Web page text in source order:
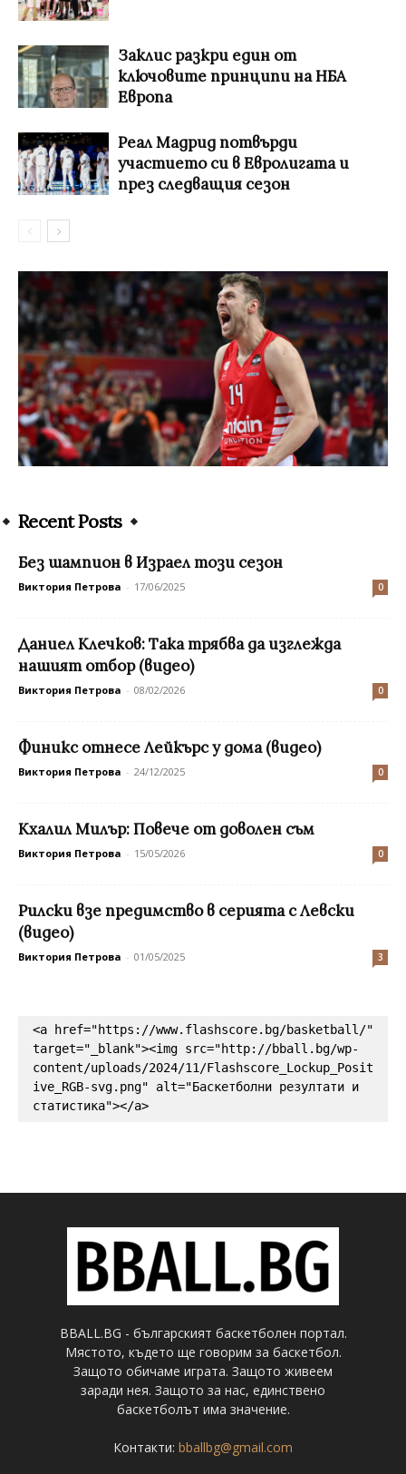
Заклис разкри един от
ключовите принципи на НБА
Европа
Реал Мадрид потвърди
участието си в Евролигата и
през следващия сезон
Recent Posts
Без шампион в Израел този сезон
Виктория Петрова - 17/06/2025 0
Даниел Клечков: Така трябва да изглежда
нашият отбор (видео)
Виктория Петрова - 08/02/2026 0
Финикс отнесе Лейкърс у дома (видео)
Виктория Петрова - 24/12/2025 0
Кхалил Милър: Повече от доволен съм
Виктория Петрова - 15/05/2026 0
Рилски взе предимство в серията с Левски
(видео)
Виктория Петрова - 01/05/2025 3
<a href="https://www.flashscore.bg/basketball/"
target="_blank"><img src="http://bball.bg/wp-
content/uploads/2024/11/Flashscore_Lockup_Posit
ive_RGB-svg.png" alt="Баскетболни резултати и
статистика"></a>
BBALL.BG - българският баскетболен портал.
Мястото, където ще говорим за баскетбол.
Защото обичаме играта. Защото живеем
заради нея. Защото за нас, единствено
баскетболът има значение.
Контакти: bballbg@gmail.com